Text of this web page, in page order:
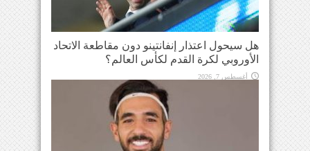
هل سيحول اعتذار إنفانتينو دون مقاطعة الاتحاد
الأوروبي لكرة القدم لكأس العالم؟
أغسطس 7, 2026